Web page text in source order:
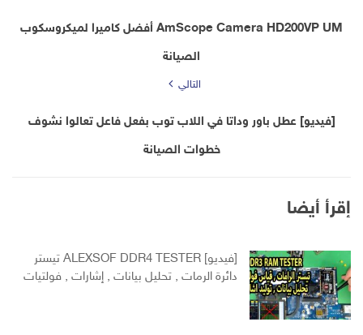
AmScope Camera HD200VP UM أفضل كاميرا لميكروسكوب
الصيانة
التالي
[فيديو] عطل باور وداتا في اللاب توب بفعل فاعل تعالوا نشوف
خطوات الصيانة
إقرأ أيضا
[فيديو] ALEXSOF DDR4 TESTER تيستر
دائرة الرمات , تحليل بيانات , إشارات , فولتيات